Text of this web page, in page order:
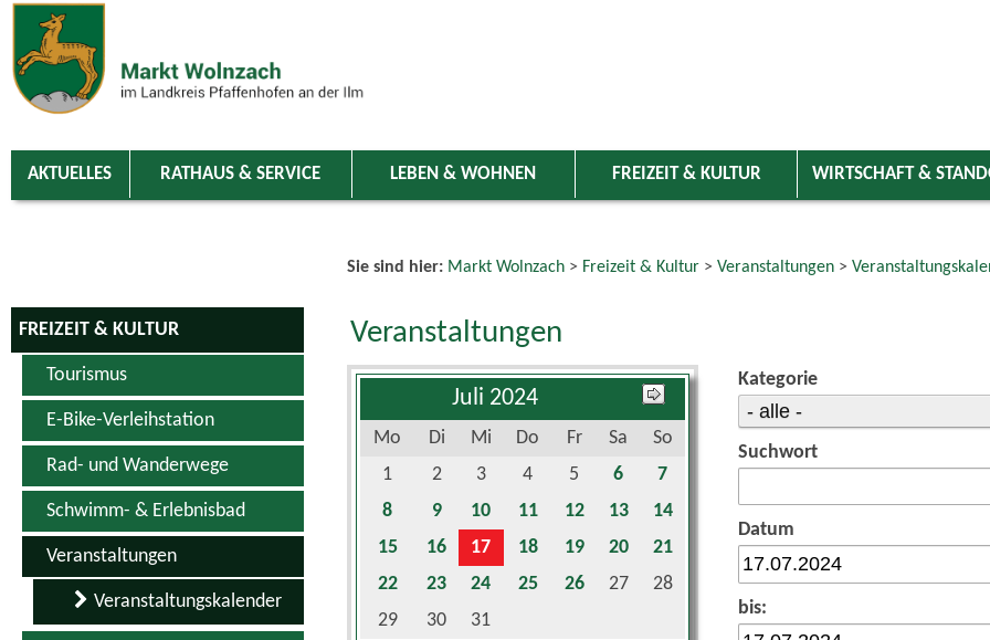
Zum Inhalt zur Navigation
AKTUELLES RATHAUS & SERVICE LEBEN & WOHNEN FREIZEIT & KULTUR WIRTSCHAFT &
FREIZEIT & KULTUR
Tourismus
E-Bike-Verleihstation
Rad- und Wanderwege
Schwimm- & Erlebnisbad
Veranstaltungen
Veranstaltungskalender
Sie sind hier: Markt Wolnzach> Freizeit & Kultur> Veranstaltungen>
Veranstaltungen
Juli 2024
Mo Di Mi Do Fr Sa
So
1
2 3 4 5 6
7
8
9 10 11 12 13
14
15
16 17 18 19 20
21
22
23 24 25 26 27
28
29
30 31
Kategorie
Suchwort
Datum
bis: